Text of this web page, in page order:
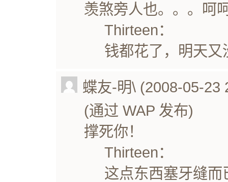
羡煞旁人也。。。呵
Thirteen：
钱都花了，明天又
蝶友-明\ (2008-05-23
(通过 WAP 发布)
撑死你！
Thirteen：
这点东西塞牙缝